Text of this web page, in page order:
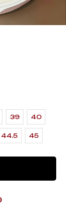
39 40
44.5 45